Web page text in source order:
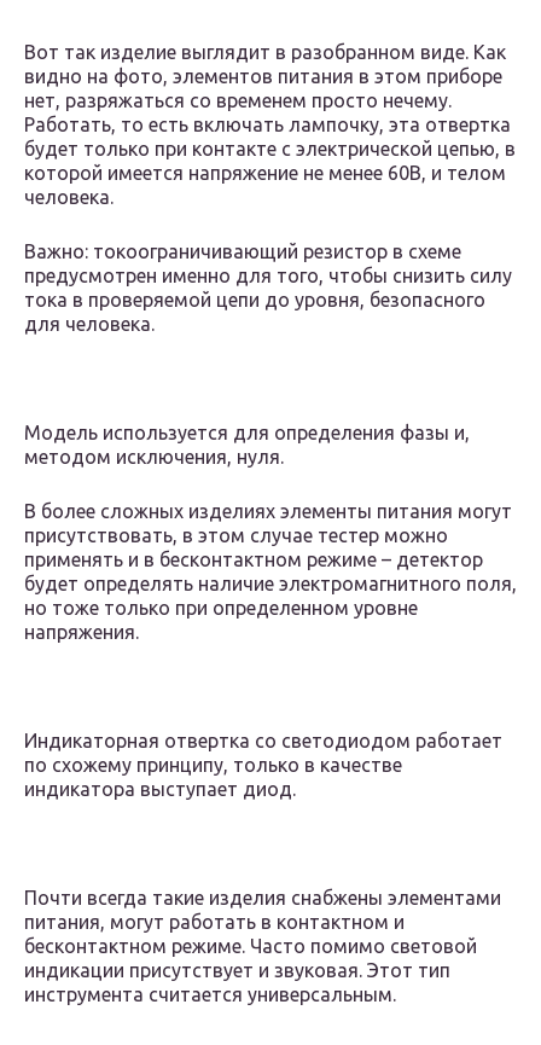
Вот так изделие выглядит в разобранном виде. Как
видно на фото, элементов питания в этом приборе
нет, разряжаться со временем просто нечему.
Работать, то есть включать лампочку, эта отвертка
будет только при контакте с электрической цепью, в
которой имеется напряжение не менее 60В, и телом
человека.
Важно: токоограничивающий резистор в схеме
предусмотрен именно для того, чтобы снизить силу
тока в проверяемой цепи до уровня, безопасного
для человека.
Модель используется для определения фазы и,
методом исключения, нуля.
В более сложных изделиях элементы питания могут
присутствовать, в этом случае тестер можно
применять и в бесконтактном режиме – детектор
будет определять наличие электромагнитного поля,
но тоже только при определенном уровне
напряжения.
Индикаторная отвертка со светодиодом работает
по схожему принципу, только в качестве
индикатора выступает диод.
Почти всегда такие изделия снабжены элементами
питания, могут работать в контактном и
бесконтактном режиме. Часто помимо световой
индикации присутствует и звуковая. Этот тип
инструмента считается универсальным.